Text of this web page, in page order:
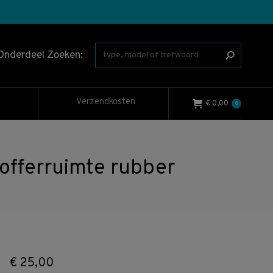
Zoeken:
Verzendkosten € 0,00 0
rubber
€ 25,00